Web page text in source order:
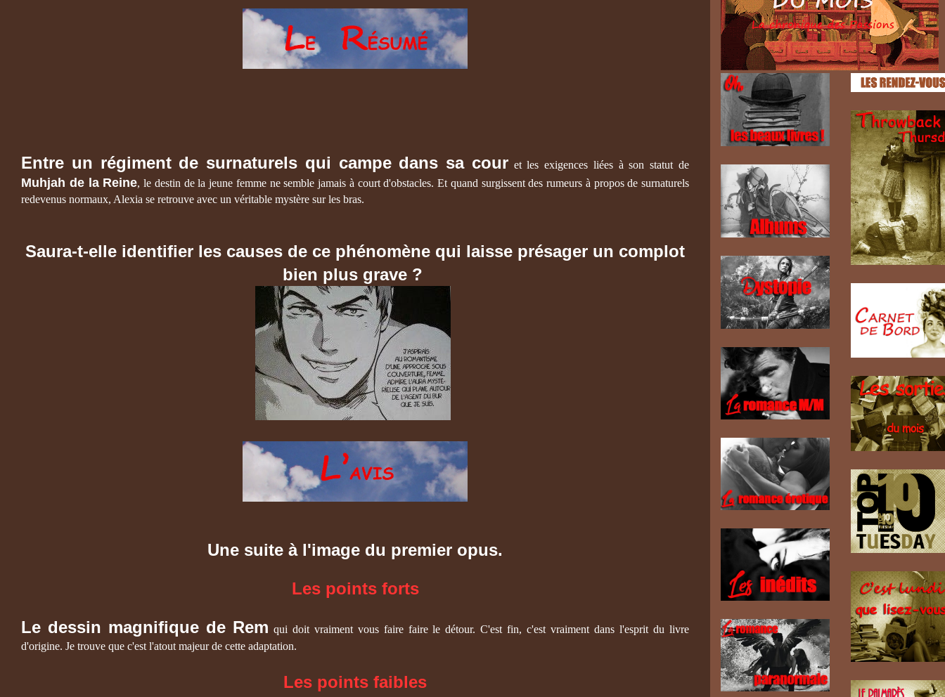
Entre un régiment de surnaturels qui campe dans sa couret les exigences liées à son statut de
Muhjah de la Reine, le destin de la jeune femme ne semble jamais à court d'obstacles. Et quand surgissent des rumeurs à propos de surnaturels
redevenus normaux, Alexia se retrouve avec un véritable mystère sur les bras.
Saura-t-elle identifier les causes de ce phénomène qui laisse présager un complot
bien plus grave ?
Une suite à l'image du premier opus.
Les points forts
Le dessin magnifique de Rem qui doit vraiment vous faire faire le détour. C'est fin, c'est vraiment dans l'esprit du livre
d'origine. Je trouve que c'est l'atout majeur de cette adaptation.
Les points faibles